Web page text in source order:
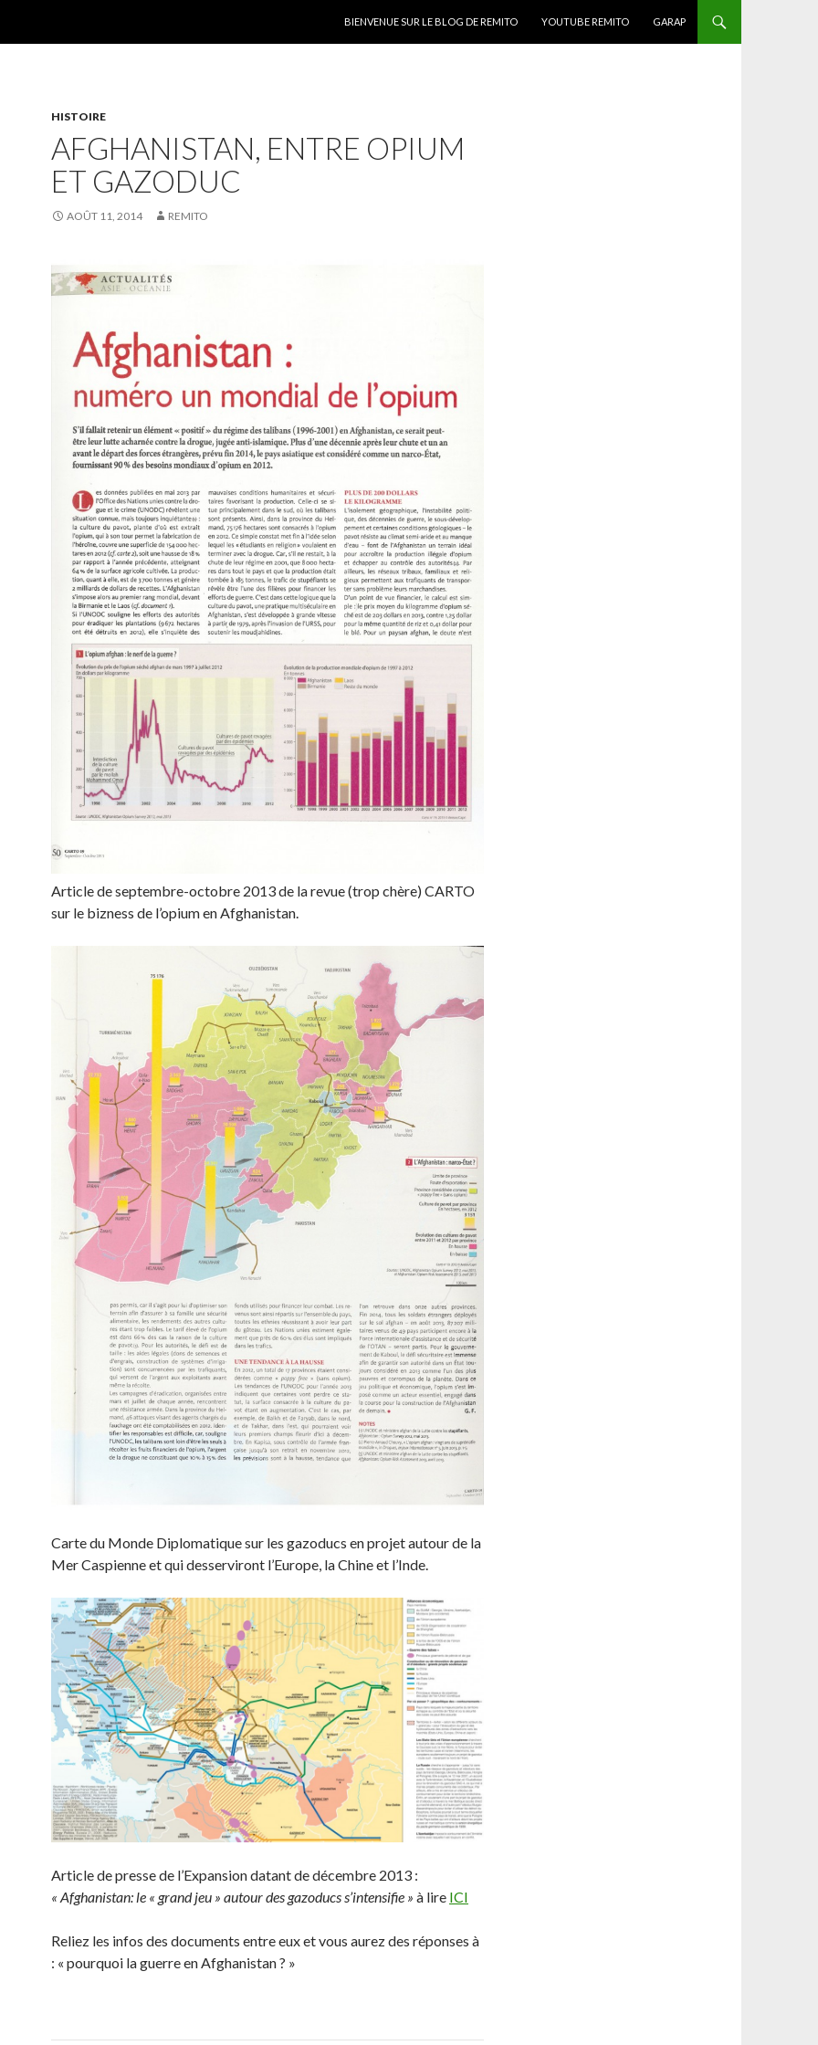
BIENVENUE SUR LE BLOG DE REMITO
YOUTUBE REMITO GARAP
HISTOIRE
AFGHANISTAN, ENTRE OPIUM
ET GAZODUC
AOÛT 11, 2014 REMITO
Article de septembre-octobre 2013 de la revue (trop chère) CARTO
sur le bizness de l’opium en Afghanistan.
Carte du Monde Diplomatique sur les gazoducs en projet autour de la
Mer Caspienne et qui desserviront l’Europe, la Chine et l’Inde.
Article de presse de l’Expansion datant de décembre 2013 :
« Afghanistan: le « grand jeu » autour des gazoducs s’intensifie » à lire ICI
Reliez les infos des documents entre eux et vous aurez des réponses à
: « pourquoi la guerre en Afghanistan ? »